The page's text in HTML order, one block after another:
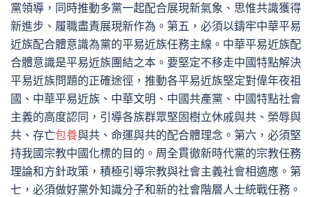
黨領導，同時推動多黨一起配合展現新氣象、思惟共識獲得
新進步、履職盡責展現新作為。第五，必須以鑄牢中華平易
近族配合體意識為黨的平易近族任務主線。中華平易近族配
合體意識是平易近族團結之本。要堅定不移走中國特點解決
平易近族問題的正確途徑，推動各平易近族堅定對偉年夜祖
國、中華平易近族、中華文明、中國共產黨、中國特點社會
主義的高度認同，引導各族群眾堅固樹立休戚與共、榮辱與
共、存亡包養與共、命運與共的配合體理念。第六，必須堅
持我國宗教中國化標的目的。周全貫徹新時代黨的宗教任務
理論和方針政策，積極引導宗教與社會主義社會相適應。第
七，必須做好黨外知識分子和新的社會階層人士統戰任務。